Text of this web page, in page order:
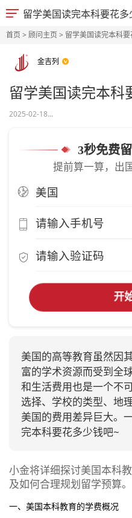
留学美国读完本科要花多
首页> 顾问主页> 留学美国读完本科要
金吉列
留学美国读完本科
2025-02-18...
3秒免费
提前算一算，出
开
美国的高等教育虽然因
富的学术资源而受到全
和生活费用也是一个不
选择、学校的类型、地
美国的费用差异巨大。
完本科要花多少钱吧~
小金将详细探讨美国本科
及如何合理规划留学预算。
一、美国本科教育的学费概况